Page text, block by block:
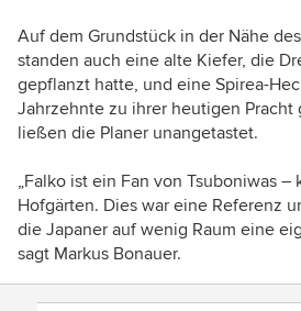
Auf dem Grundstück in der Nähe
standen auch eine alte Kiefer, die
gepflanzt hatte, und eine Spirea-
Jahrzehnte zu ihrer heutigen Pracht
ließen die Planer unangetastet.
„Falko ist ein Fan von Tsuboniwas
Hofgärten. Dies war eine Referenz
die Japaner auf wenig Raum eine
sagt Markus Bonauer.